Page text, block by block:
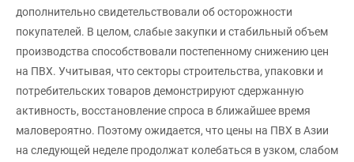
дополнительно свидетельствовали об осторожности
покупателей. В целом, слабые закупки и стабильный объем
производства способствовали постепенному снижению цен
на ПВХ. Учитывая, что секторы строительства, упаковки и
потребительских товаров демонстрируют сдержанную
активность, восстановление спроса в ближайшее время
маловероятно. Поэтому ожидается, что цены на ПВХ в Азии
на следующей неделе продолжат колебаться в узком, слабом